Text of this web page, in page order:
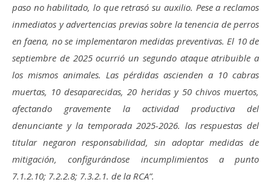
paso no habilitado, lo que retrasó su auxilio. Pese a reclamos
inmediatos y advertencias previas sobre la tenencia de perros
en faena, no se implementaron medidas preventivas. El 10 de
septiembre de 2025 ocurrió un segundo ataque atribuible a
los mismos animales. Las pérdidas ascienden a 10 cabras
muertas, 10 desaparecidas, 20 heridas y 50 chivos muertos,
afectando gravemente la actividad productiva del
denunciante y la temporada 2025-2026. las respuestas del
titular negaron responsabilidad, sin adoptar medidas de
mitigación, configurándose incumplimientos a punto
7.1.2.10; 7.2.2.8; 7.3.2.1. de la RCA”.